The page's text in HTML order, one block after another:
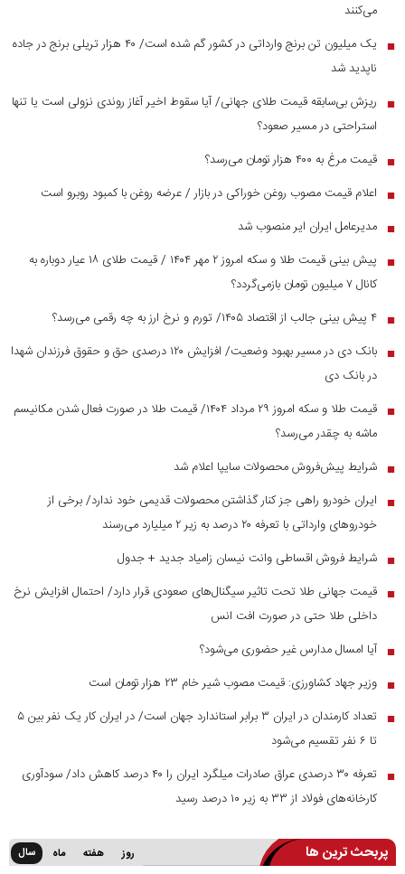
می‌کنند
■
یک میلیون تن برنج وارداتی در کشور گم شده است/ ۴۰ هزار تریلی برنج در جاده
ناپدید شد
■
ریزش بی‌سابقه قیمت طلای جهانی/ آیا سقوط اخیر آغاز روندی نزولی است یا تنها
استراحتی در مسیر صعود؟
■ قیمت مرغ به ۴۰۰ هزار تومان می‌رسد؟
■ اعلام قیمت مصوب روغن خوراکی در بازار / عرضه روغن با کمبود روبرو است
■ مدیرعامل ایران ایر منصوب شد
■
پیش بینی قیمت طلا و سکه امروز ۲ مهر ۱۴۰۴ / قیمت طلای ۱۸ عیار دوباره به
کانال ۷ میلیون تومان بازمی‌گردد؟
■ ۴ پیش بینی جالب از اقتصاد ۱۴۰۵/ تورم و نرخ ارز به چه رقمی می‌رسد؟
■
بانک دی در مسیر بهبود وضعیت/ افزایش ۱۲۰ درصدی حق و حقوق فرزندان شهدا
در بانک دی
■
قیمت طلا و سکه امروز ۲۹ مرداد ۱۴۰۴/ قیمت طلا در صورت فعال شدن مکانیسم
ماشه به چقدر می‌رسد؟
■ شرایط پیش‌فروش محصولات سایپا اعلام شد
■
ایران خودرو راهی جز کنار گذاشتن محصولات قدیمی خود ندارد/ برخی از
خودرو‌های وارداتی با تعرفه ۲۰ درصد به زیر ۲ میلیارد می‌رسند
■ شرایط فروش اقساطی وانت نیسان زامیاد جدید + جدول
■ قیمت جهانی طلا تحت تاثیر سیگنال‌های صعودی قرار دارد/ احتمال افزایش نرخ
داخلی طلا حتی در صورت افت انس
■ آیا امسال مدارس غیر حضوری می‌شود؟
■ وزیر جهاد کشاورزی: قیمت مصوب شیر خام ۲۳ هزار تومان است
■
تعداد کارمندان در ایران ۳ برابر استاندارد جهان است/ در ایران کار یک نفر بین ۵
تا ۶ نفر تقسیم می‌شود
■
تعرفه ۳۰ درصدی عراق صادرات میلگرد ایران را ۴۰ درصد کاهش داد/ سودآوری
کارخانه‌های فولاد از ۳۳ به زیر ۱۰ درصد رسید
پربحث ترین ها روز هفته ماه سال